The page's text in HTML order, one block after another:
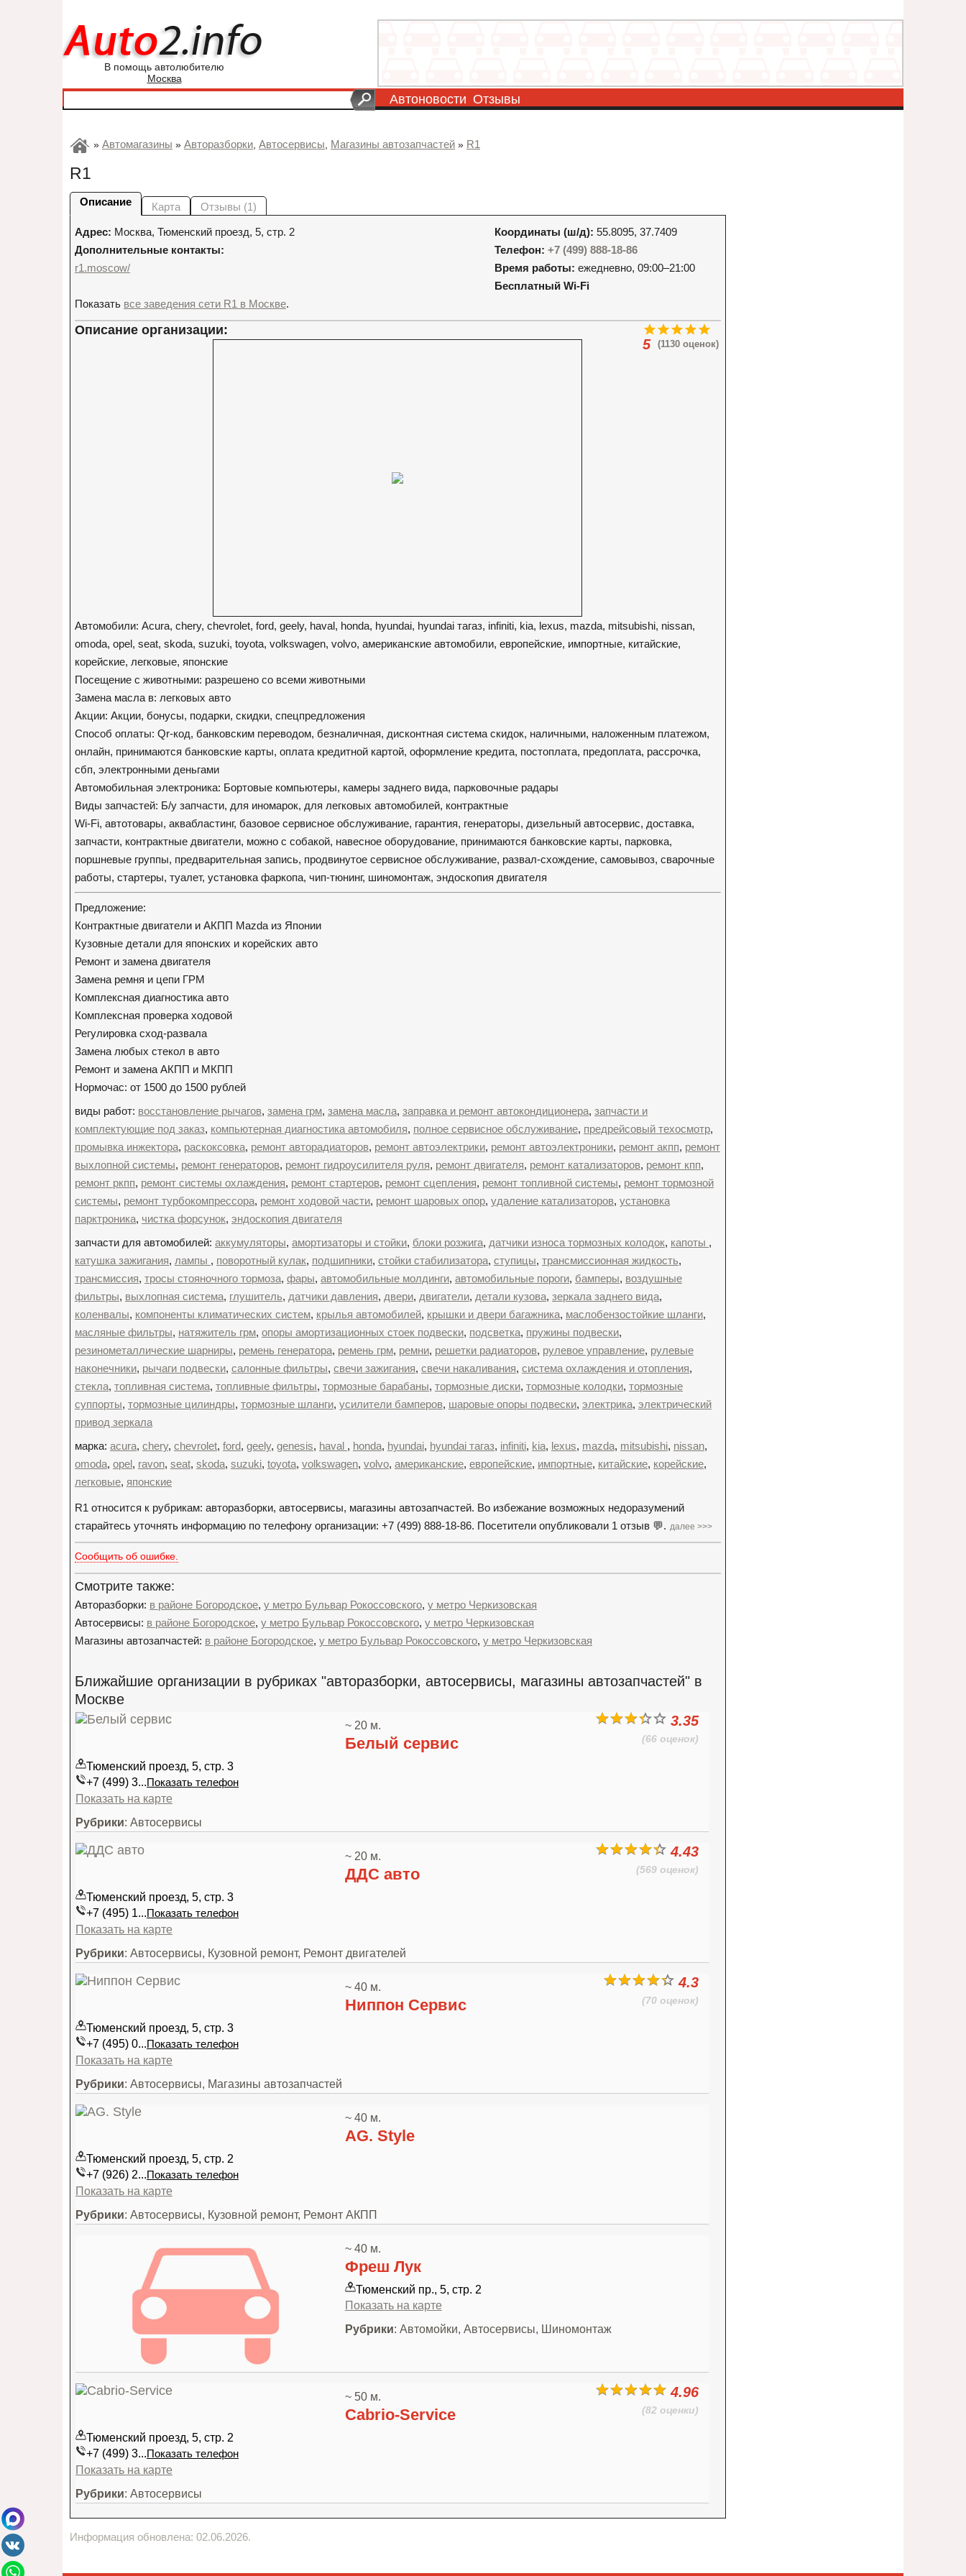
В помощь автолюбителю
Москва
Автоновости Отзывы
» Автомагазины » Авторазборки, Автосервисы, Магазины автозапчастей » R1
R1
Описание Карта Отзывы (1)
Адрес: Москва, Тюменский проезд, 5, стр. 2
Дополнительные контакты:
r1.moscow/
Координаты (ш/д): 55.8095, 37.7409
Телефон: +7 (499) 888-18-86
Время работы: ежедневно, 09:00–21:00
Бесплатный Wi-Fi
Показать все заведения сети R1 в Москве.
(1130 оценок)
5
Описание организации:
Автомобили: Acura, chery, chevrolet, ford, geely, haval, honda, hyundai, hyundai тагаз, infiniti, kia, lexus, mazda, mitsubishi, nissan,
omoda, opel, seat, skoda, suzuki, toyota, volkswagen, volvo, американские автомобили, европейские, импортные, китайские,
корейские, легковые, японские
Посещение с животными: разрешено со всеми животными
Замена масла в: легковых авто
Акции: Акции, бонусы, подарки, скидки, спецпредложения
Способ оплаты: Qr-код, банковским переводом, безналичная, дисконтная система скидок, наличными, наложенным платежом,
онлайн, принимаются банковские карты, оплата кредитной картой, оформление кредита, постоплата, предоплата, рассрочка,
сбп, электронными деньгами
Автомобильная электроника: Бортовые компьютеры, камеры заднего вида, парковочные радары
Виды запчастей: Б/у запчасти, для иномарок, для легковых автомобилей, контрактные
Wi-Fi, автотовары, аквабластинг, базовое сервисное обслуживание, гарантия, генераторы, дизельный автосервис, доставка,
запчасти, контрактные двигатели, можно с собакой, навесное оборудование, принимаются банковские карты, парковка,
поршневые группы, предварительная запись, продвинутое сервисное обслуживание, развал-схождение, самовывоз, сварочные
работы, стартеры, туалет, установка фаркопа, чип-тюнинг, шиномонтаж, эндоскопия двигателя
Предложение:
Контрактные двигатели и АКПП Mazda из Японии
Кузовные детали для японских и корейских авто
Ремонт и замена двигателя
Замена ремня и цепи ГРМ
Комплексная диагностика авто
Комплексная проверка ходовой
Регулировка сход-развала
Замена любых стекол в авто
Ремонт и замена АКПП и МКПП
Нормочас: от 1500 до 1500 рублей
виды работ: восстановление рычагов, замена грм, замена масла, заправка и ремонт автокондиционера, запчасти и
комплектующие под заказ, компьютерная диагностика автомобиля, полное сервисное обслуживание, предрейсовый техосмотр,
промывка инжектора, раскоксовка, ремонт авторадиаторов, ремонт автоэлектрики, ремонт автоэлектроники, ремонт акпп, ремонт
выхлопной системы, ремонт генераторов, ремонт гидроусилителя руля, ремонт двигателя, ремонт катализаторов, ремонт кпп,
ремонт ркпп, ремонт системы охлаждения, ремонт стартеров, ремонт сцепления, ремонт топливной системы, ремонт тормозной
системы, ремонт турбокомпрессора, ремонт ходовой части, ремонт шаровых опор, удаление катализаторов, установка
парктроника, чистка форсунок, эндоскопия двигателя
запчасти для автомобилей: аккумуляторы, амортизаторы и стойки, блоки розжига, датчики износа тормозных колодок, капоты ,
катушка зажигания, лампы , поворотный кулак, подшипники, стойки стабилизатора, ступицы, трансмиссионная жидкость,
трансмиссия, тросы стояночного тормоза, фары, автомобильные молдинги, автомобильные пороги, бамперы, воздушные
фильтры, выхлопная система, глушитель, датчики давления, двери, двигатели, детали кузова, зеркала заднего вида,
коленвалы, компоненты климатических систем, крылья автомобилей, крышки и двери багажника, маслобензостойкие шланги,
масляные фильтры, натяжитель грм, опоры амортизационных стоек подвески, подсветка, пружины подвески,
резинометаллические шарниры, ремень генератора, ремень грм, ремни, решетки радиаторов, рулевое управление, рулевые
наконечники, рычаги подвески, салонные фильтры, свечи зажигания, свечи накаливания, система охлаждения и отопления,
стекла, топливная система, топливные фильтры, тормозные барабаны, тормозные диски, тормозные колодки, тормозные
суппорты, тормозные цилиндры, тормозные шланги, усилители бамперов, шаровые опоры подвески, электрика, электрический
привод зеркала
марка: acura, chery, chevrolet, ford, geely, genesis, haval , honda, hyundai, hyundai тагаз, infiniti, kia, lexus, mazda, mitsubishi, nissan,
omoda, opel, ravon, seat, skoda, suzuki, toyota, volkswagen, volvo, американские, европейские, импортные, китайские, корейские,
легковые, японские
R1 относится к рубрикам: авторазборки, автосервисы, магазины автозапчастей. Во избежание возможных недоразумений
старайтесь уточнять информацию по телефону организации: +7 (499) 888-18-86. Посетители опубликовали 1 отзыв 💬. далее >>>
Сообщить об ошибке.
Смотрите также:
Авторазборки: в районе Богородское, у метро Бульвар Рокоссовского, у метро Черкизовская
Автосервисы: в районе Богородское, у метро Бульвар Рокоссовского, у метро Черкизовская
Магазины автозапчастей: в районе Богородское, у метро Бульвар Рокоссовского, у метро Черкизовская
Ближайшие организации в рубриках "авторазборки, автосервисы, магазины автозапчастей" в
Москве
3.35
(66 оценок)
~ 20 м.
Белый сервис
Тюменский проезд, 5, стр. 3
+7 (499) 3...Показать телефон
Показать на карте
Рубрики: Автосервисы
4.43
(569 оценок)
~ 20 м.
ДДС авто
Тюменский проезд, 5, стр. 3
+7 (495) 1...Показать телефон
Показать на карте
Рубрики: Автосервисы, Кузовной ремонт, Ремонт двигателей
4.3
(70 оценок)
~ 40 м.
Ниппон Сервис
Тюменский проезд, 5, стр. 3
+7 (495) 0...Показать телефон
Показать на карте
Рубрики: Автосервисы, Магазины автозапчастей
~ 40 м.
AG. Style
Тюменский проезд, 5, стр. 2
+7 (926) 2...Показать телефон
Показать на карте
Рубрики: Автосервисы, Кузовной ремонт, Ремонт АКПП
~ 40 м.
Фреш Лук
Тюменский пр., 5, стр. 2
Показать на карте
Рубрики: Автомойки, Автосервисы, Шиномонтаж
4.96
(82 оценки)
~ 50 м.
Cabrio-Service
Тюменский проезд, 5, стр. 2
+7 (499) 3...Показать телефон
Показать на карте
Рубрики: Автосервисы
Информация обновлена: 02.06.2026.